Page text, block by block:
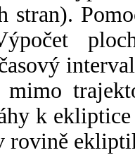
stran).
k
rovině